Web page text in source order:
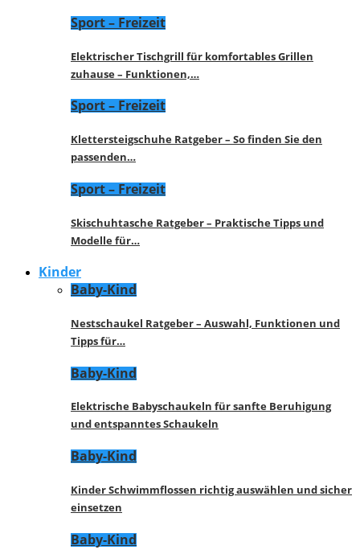
Sport – Freizeit
Elektrischer Tischgrill für komfortables Grillen
zuhause – Funktionen,…
Sport – Freizeit
Klettersteigschuhe Ratgeber – So finden Sie den
passenden…
Sport – Freizeit
Skischuhtasche Ratgeber – Praktische Tipps und
Modelle für…
Kinder
Baby-Kind
Nestschaukel Ratgeber – Auswahl, Funktionen und
Tipps für…
Baby-Kind
Elektrische Babyschaukeln für sanfte Beruhigung
und entspanntes Schaukeln
Baby-Kind
Kinder Schwimmflossen richtig auswählen und sicher
einsetzen
Baby-Kind